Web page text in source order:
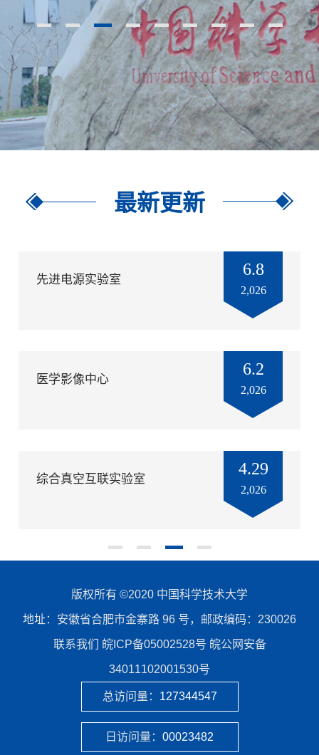
最新更新
先进电源实验室
6.8
2,026
医学影像中心
6.2
2,026
综合真空互联实验室
4.29
2,026
版权所有 ©2020 中国科学技术大学
地址：安徽省合肥市金寨路 96 号，邮政编码：230026
联系我们 皖ICP备05002528号 皖公网安备
34011102001530号
总访问量： 127344547
日访问量： 00023482